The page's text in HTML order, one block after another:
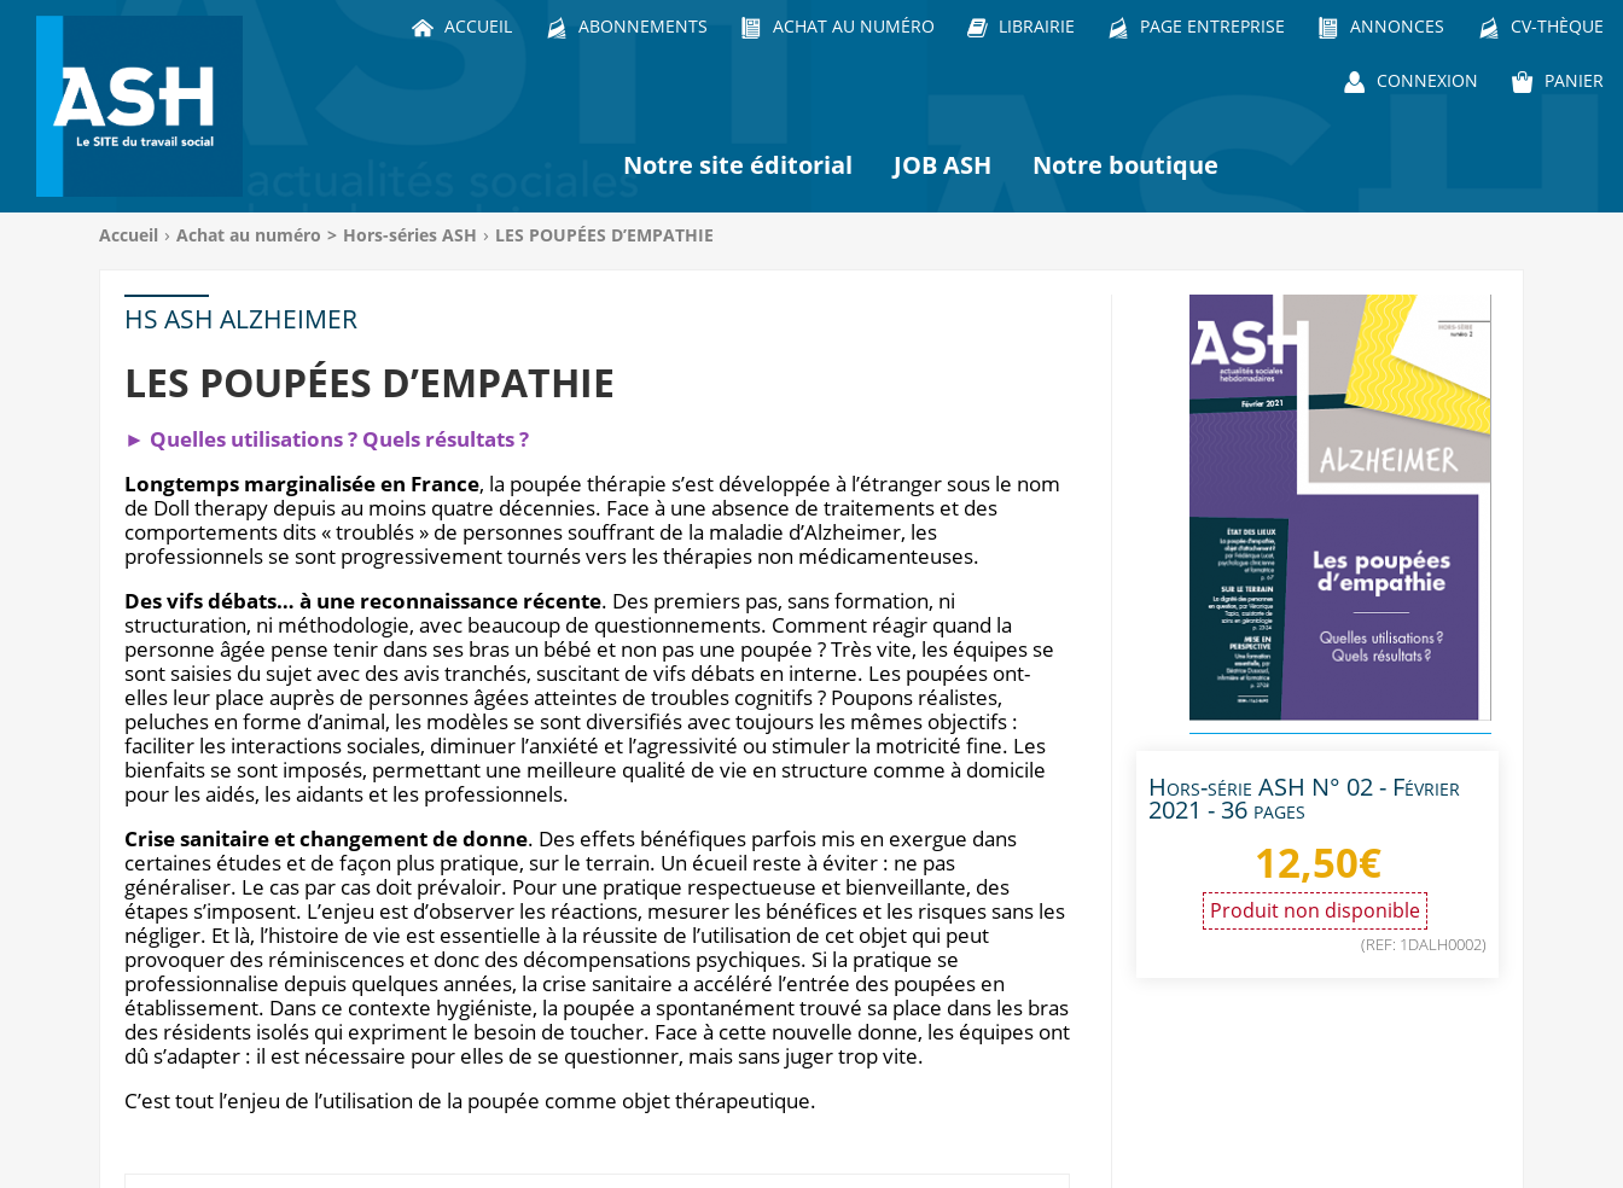
ACCUEIL ABONNEMENTS ACHAT AU NUMÉRO LIBRAIRIE PAGE ENTREPRISE ANNONCES CV-THÈQUE
CONNEXION PANIER
Notre site éditorial JOB ASH Notre boutique
Vous
Accueil Achat au numéro > Hors-séries ASH LES POUPÉES D’EMPATHIE
HS ASH ALZHEIMER
LES POUPÉES D’EMPATHIE
► Quelles utilisations ? Quels résultats ?
Longtemps marginalisée en France, la poupée thérapie s’est développée à l’étranger sous le nom
de Doll therapy depuis au moins quatre décennies. Face à une absence de traitements et des
comportements dits « troublés » de personnes souffrant de la maladie d’Alzheimer, les
professionnels se sont progressivement tournés vers les thérapies non médicamenteuses.
Des vifs débats… à une reconnaissance récente. Des premiers pas, sans formation, ni
structuration, ni méthodologie, avec beaucoup de questionnements. Comment réagir quand la
personne âgée pense tenir dans ses bras un bébé et non pas une poupée ? Très vite, les équipes se
sont saisies du sujet avec des avis tranchés, suscitant de vifs débats en interne. Les poupées ont-
elles leur place auprès de personnes âgées atteintes de troubles cognitifs ? Poupons réalistes,
peluches en forme d’animal, les modèles se sont diversifiés avec toujours les mêmes objectifs :
faciliter les interactions sociales, diminuer l’anxiété et l’agressivité ou stimuler la motricité fine. Les
bienfaits se sont imposés, permettant une meilleure qualité de vie en structure comme à domicile
pour les aidés, les aidants et les professionnels.
Crise sanitaire et changement de donne. Des effets bénéfiques parfois mis en exergue dans
certaines études et de façon plus pratique, sur le terrain. Un écueil reste à éviter : ne pas
généraliser. Le cas par cas doit prévaloir. Pour une pratique respectueuse et bienveillante, des
étapes s’imposent. L’enjeu est d’observer les réactions, mesurer les bénéfices et les risques sans les
négliger. Et là, l’histoire de vie est essentielle à la réussite de l’utilisation de cet objet qui peut
provoquer des réminiscences et donc des décompensations psychiques. Si la pratique se
professionnalise depuis quelques années, la crise sanitaire a accéléré l’entrée des poupées en
établissement. Dans ce contexte hygiéniste, la poupée a spontanément trouvé sa place dans les bras
des résidents isolés qui expriment le besoin de toucher. Face à cette nouvelle donne, les équipes ont
dû s’adapter : il est nécessaire pour elles de se questionner, mais sans juger trop vite.
C’est tout l’enjeu de l’utilisation de la poupée comme objet thérapeutique.
Hors-série ASH N° 02 - Février
2021 - 36 pages
12,50€
Produit non disponible
(REF: 1DALH0002)